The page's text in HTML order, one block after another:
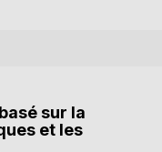
sur la
et les